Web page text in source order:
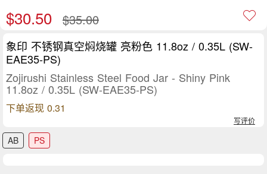
$30.50 $35.00
象印 不锈钢真空焖烧罐 亮粉色 11.8oz / 0.35L (SW-
EAE35-PS)
Zojirushi Stainless Steel Food Jar - Shiny Pink
11.8oz / 0.35L (SW-EAE35-PS)
下单返现 0.31
写评价
AB PS